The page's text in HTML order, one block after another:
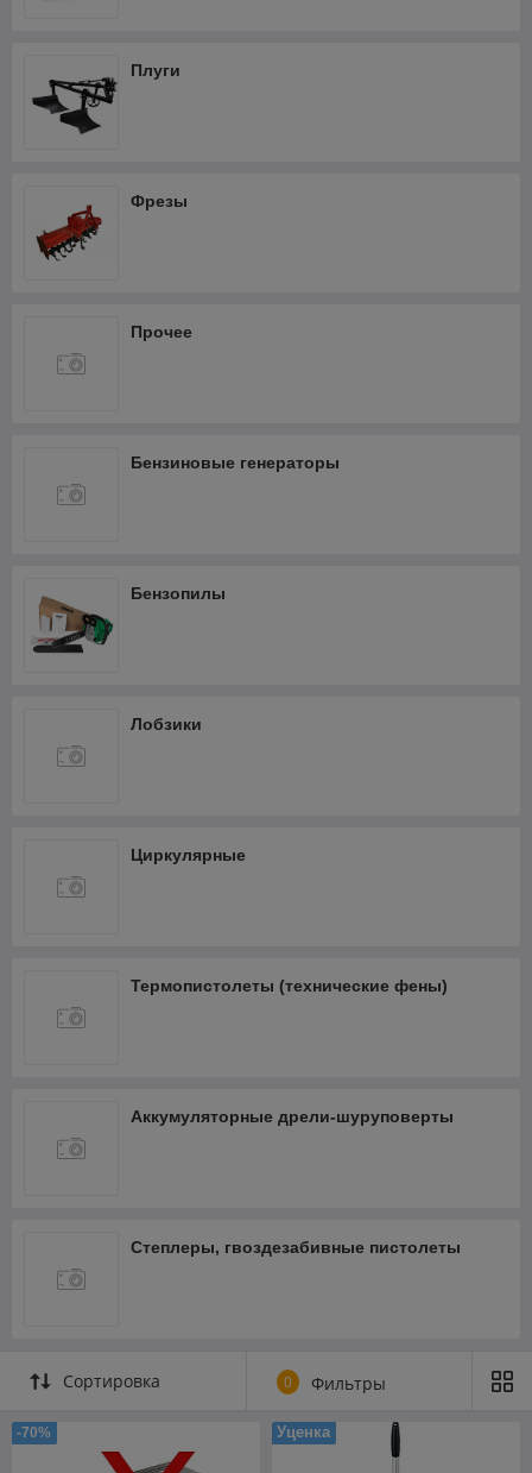
Плуги
Фрезы
Прочее
Бензиновые генераторы
Бензопилы
Лобзики
Циркулярные
Термопистолеты (технические фены)
Аккумуляторные дрели-шуруповерты
Степлеры, гвоздезабивные пистолеты
Сортировка 0 Фильтры
-70% Уценка